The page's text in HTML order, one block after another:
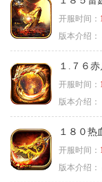
开服时间：
版本介绍：
１.７６
开服时间：
版本介绍：
１８０热
开服时间：
版本介绍：